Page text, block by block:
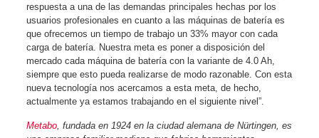
respuesta a una de las demandas principales hechas por los
usuarios profesionales en cuanto a las máquinas de batería es
que ofrecemos un tiempo de trabajo un 33% mayor con cada
carga de batería. Nuestra meta es poner a disposición del
mercado cada máquina de batería con la variante de 4.0 Ah,
siempre que esto pueda realizarse de modo razonable. Con esta
nueva tecnología nos acercamos a esta meta, de hecho,
actualmente ya estamos trabajando en el siguiente nivel”.
Metabo , fundada en 1924 en la ciudad alemana de Nürtingen, es